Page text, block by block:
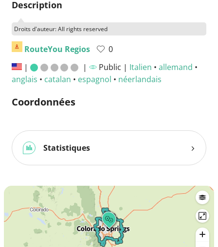
Description
Droits d'auteur: All rights reserved
RouteYou Regios
0
|
| Public | Italien • allemand •
anglais • catalan • espagnol • néerlandais
Coordonnées
Statistiques